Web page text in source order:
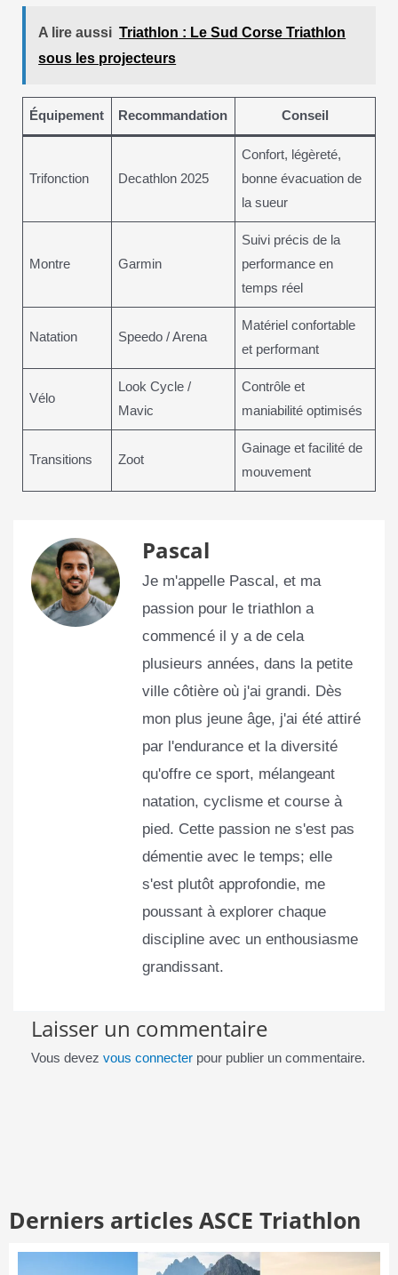
A lire aussi Triathlon : Le Sud Corse Triathlon
sous les projecteurs
Équipement Recommandation Conseil
Trifonction Decathlon 2025
Confort, légèreté,
bonne évacuation de
la sueur
Montre Garmin
Suivi précis de la
performance en
temps réel
Natation Speedo / Arena
Matériel confortable
et performant
Vélo
Look Cycle /
Mavic
Contrôle et
maniabilité optimisés
Transitions Zoot
Gainage et facilité de
mouvement
Pascal
Je m'appelle Pascal, et ma
passion pour le triathlon a
commencé il y a de cela
plusieurs années, dans la petite
ville côtière où j'ai grandi. Dès
mon plus jeune âge, j'ai été attiré
par l'endurance et la diversité
qu'offre ce sport, mélangeant
natation, cyclisme et course à
pied. Cette passion ne s'est pas
démentie avec le temps; elle
s'est plutôt approfondie, me
poussant à explorer chaque
discipline avec un enthousiasme
grandissant.
Laisser un commentaire
Vous devez vous connecterpour publier un commentaire.
Derniers articles ASCE Triathlon